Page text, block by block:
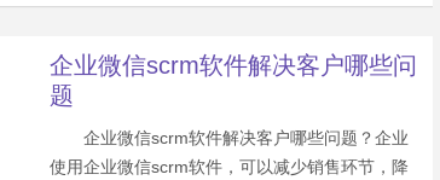
企业微信scrm软件解决客户哪些问
题
企业微信scrm软件解决客户哪些问题？企业
使用企业微信scrm软件，可以减少销售环节，降